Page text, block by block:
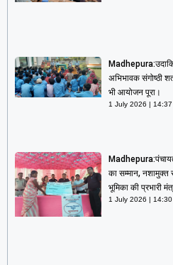
अभिभावक संगोष्ठी
भी आयोजन पूरा।
1 July 2026 14:37
Madhepura:पंचायत
का सम्मान, नशामुक्त
भूमिका की प्रभारी
1 July 2026 14:30